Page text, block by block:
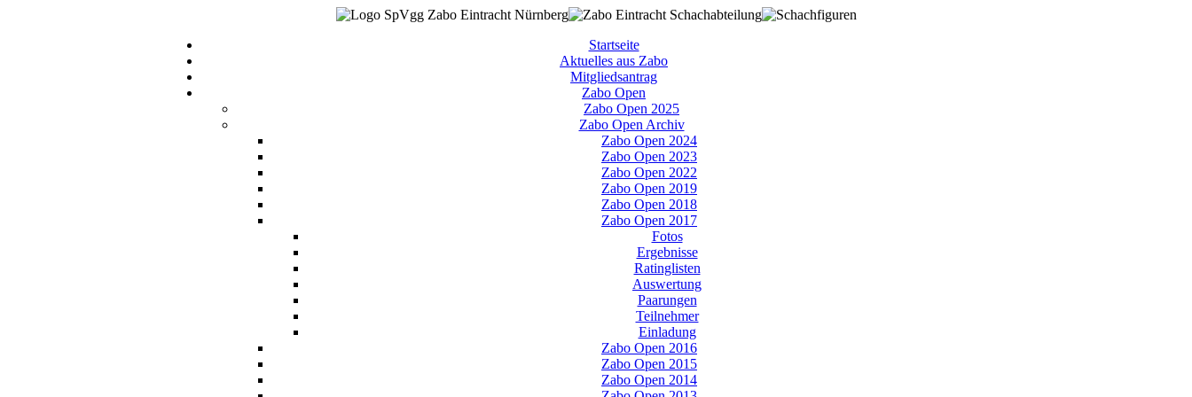
Startseite
Aktuelles aus Zabo
Mitgliedsantrag
Zabo Open
Zabo Open 2025
Zabo Open Archiv
Zabo Open 2024
Zabo Open 2023
Zabo Open 2022
Zabo Open 2019
Zabo Open 2018
Zabo Open 2017
Fotos
Ergebnisse
Ratinglisten
Auswertung
Paarungen
Teilnehmer
Einladung
Zabo Open 2016
Zabo Open 2015
Zabo Open 2014